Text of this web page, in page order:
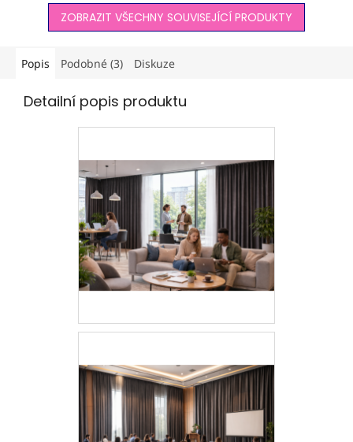
atypických výrobků,
tepelné ztráty. Ideální
volba...
ZOBRAZIT VŠECHNY SOUVISEJÍCÍ PRODUKTY
Popis Podobné (3) Diskuze
Detailní popis produktu